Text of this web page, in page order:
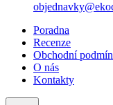
Poradna
Recenze
Obchodní
O nás
Kontakty